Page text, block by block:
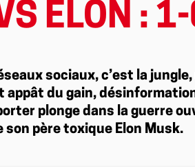
ELON :
sociaux, c’est la
appât du gain,
plonge dans la guerre
père toxique Elon Musk.